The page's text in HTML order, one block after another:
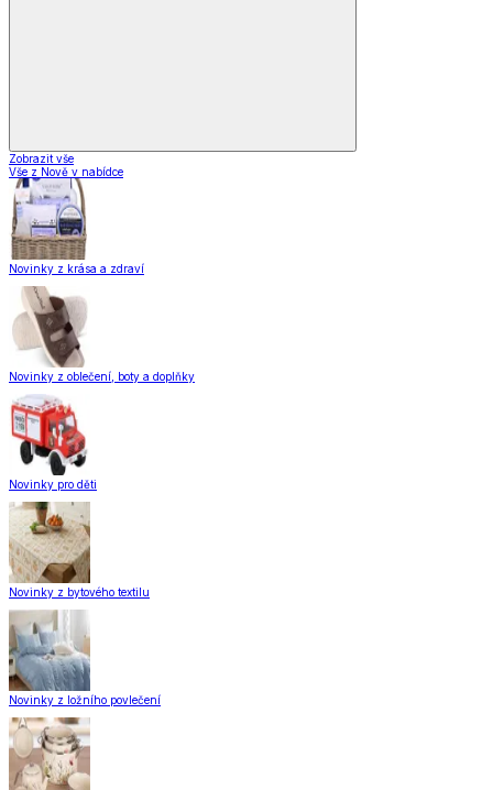
Zobrazit vše
Vše z Nově v nabídce
Novinky z krása a zdraví
Novinky z oblečení, boty a doplňky
Novinky pro děti
Novinky z bytového textilu
Novinky z ložního povlečení